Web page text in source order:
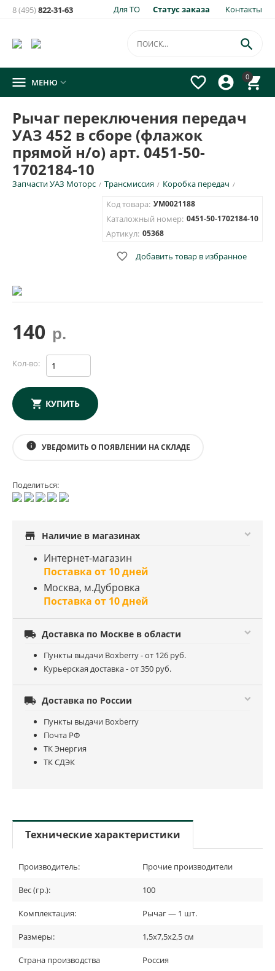
Для ТО Статус заказа Контакты
8 (495)822-31-63
0




 МЕНЮ 
Рычаг переключения передач
УАЗ 452 в сборе (флажок
прямой н/о) арт. 0451-50-
1702184-10
Запчасти УАЗ Моторс / Трансмиссия / Коробка передач /
Код товара: УМ0021188
Каталожный номер: 0451-50-1702184-10
Артикул: 05368
 Добавить товар в избранное
140 р.
Кол-во:
КУПИТЬ
info УВЕДОМИТЬ О ПОЯВЛЕНИИ НА СКЛАДЕ
товара:
×
Рычаг переключения передач УАЗ 452 в сборе (флажок
прямой н/о) арт. 0451-50-1702184-10
E-mail для уведомления письмом
Номер телефона для SMS уведомления
Поделиться:
store Наличие в магазинах
Интернет-магазин
Поставка от 10 дней
Москва, м.Дубровка
Поставка от 10 дней
 Доставка по Москве в области
Пункты выдачи Boxberry - от 126 руб.
Курьерская доставка - от 350 руб.
 Доставка по России
Пункты выдачи Boxberry
Почта РФ
ТК Энергия
ТК СДЭК
Технические характеристики
Производитель: Прочие производители
Вес (гр.): 100
Комплектация: Рычаг — 1 шт.
Размеры: 1,5х7,5х2,5 см
Страна производства Россия